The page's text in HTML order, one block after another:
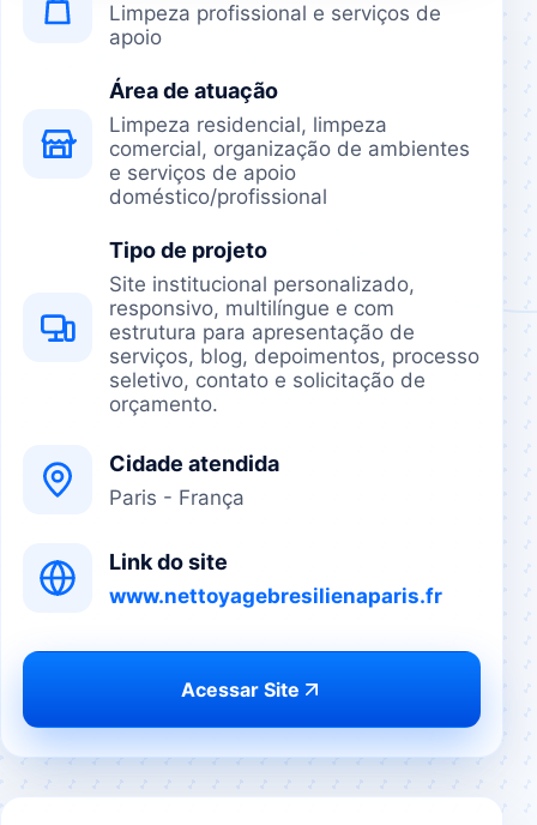
Limpeza profissional e serviços de
apoio
Área de atuação
Limpeza residencial, limpeza
comercial, organização de ambientes
e serviços de apoio
doméstico/profissional
Tipo de projeto
Site institucional personalizado,
responsivo, multilíngue e com
estrutura para apresentação de
serviços, blog, depoimentos, processo
seletivo, contato e solicitação de
orçamento.
Cidade atendida
Paris - França
Link do site
www.nettoyagebresilienaparis.fr
Acessar Site